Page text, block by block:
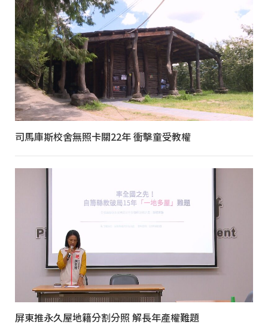
司馬庫斯校舍無照卡關22年 衝擊童受教權
屏東推永久屋地籍分割分照 解長年產權難題